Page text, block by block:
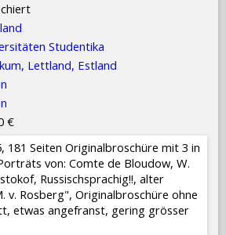
Studentika
Lettland, Estland
€
181 Seiten Originalbroschüre mit 3 in
von: Comte de Bloudow, W.
Russischsprachig!!, alter
v. Rosberg", Originalbroschüre ohne
etwas angefranst, gering grösser